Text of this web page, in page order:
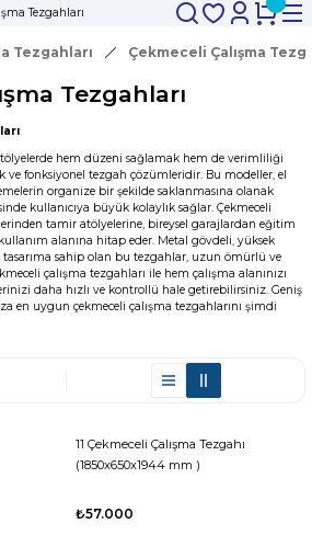
Tezgahları Çekmeceli Çalışma
Tezgahları
hem düzeni sağlamak hem de verimliliği
ve fonksiyonel tezgah çözümleridir. Bu modeller, el
organize bir şekilde saklanmasına olanak
kullanıcıya büyük kolaylık sağlar. Çekmeceli
tamir atölyelerine, bireysel garajlardan eğitim
alanına hitap eder. Metal gövdeli, yüksek
sahip olan bu tezgahlar, uzun ömürlü ve
çalışma tezgahları ile hem çalışma alanınızı
daha hızlı ve kontrollü hale getirebilirsiniz. Geniş
en uygun çekmeceli çalışma tezgahlarını şimdi
11 Çekmeceli Çalışma Tezgahı
(1850x650x1944 mm )
₺57.000